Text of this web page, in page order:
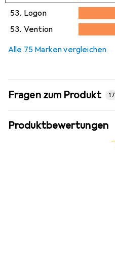
2,2%
53. Logon
2,4%
53. Vention
Alle 75 Marken vergleichen
Fragen zum Produkt 17
Produktbewertungen